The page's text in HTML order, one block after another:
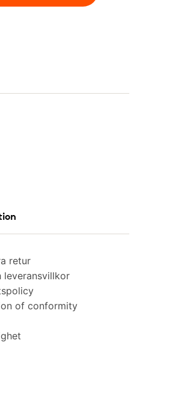
retur
leveransvillkor
of conformity